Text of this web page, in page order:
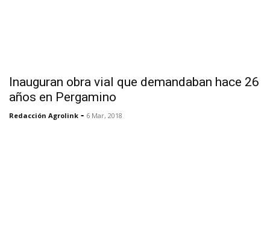
Inauguran obra vial que demandaban hace 26
años en Pergamino
Redacción Agrolink - 6 Mar, 2018